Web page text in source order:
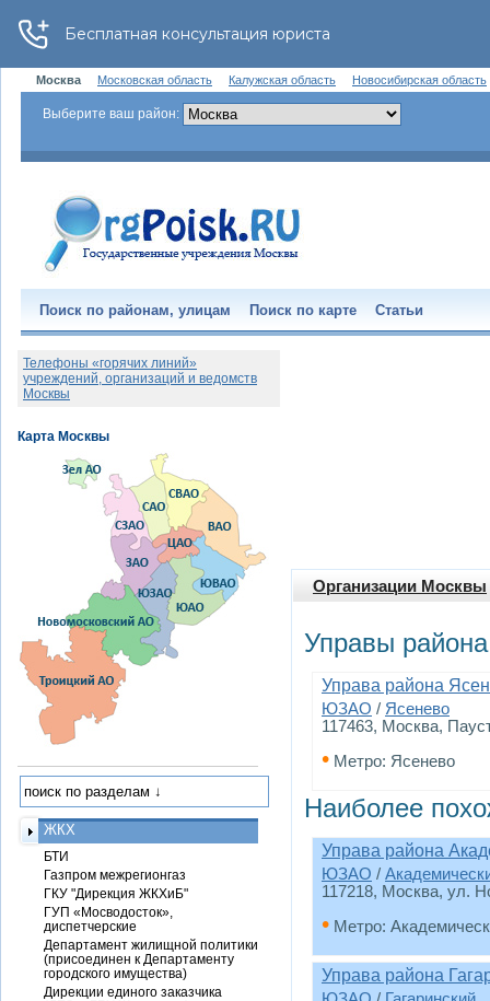
Москва Московская область Калужская область Новосибирская область
Выберите ваш район:
Поиск по районам, улицам Поиск по карте Статьи
Организации Москвы
Управы
Управа района
ЮЗАО / Ясенево
117463, Москва,
• Метро: Ясенево
Наиболее
Управа района
ЮЗАО /
117218, Москва, ул.
• Метро:
Управа района
Телефоны «горячих линий»
учреждений, организаций и ведомств
Москвы
ЖКХ
БТИ
Газпром межрегионгаз
ГКУ "Дирекция ЖКХиБ"
ГУП «Мосводосток»,
диспетчерские
Департамент жилищной политики
(присоединен к Департаменту
городского имущества)
Дирекции единого заказчика